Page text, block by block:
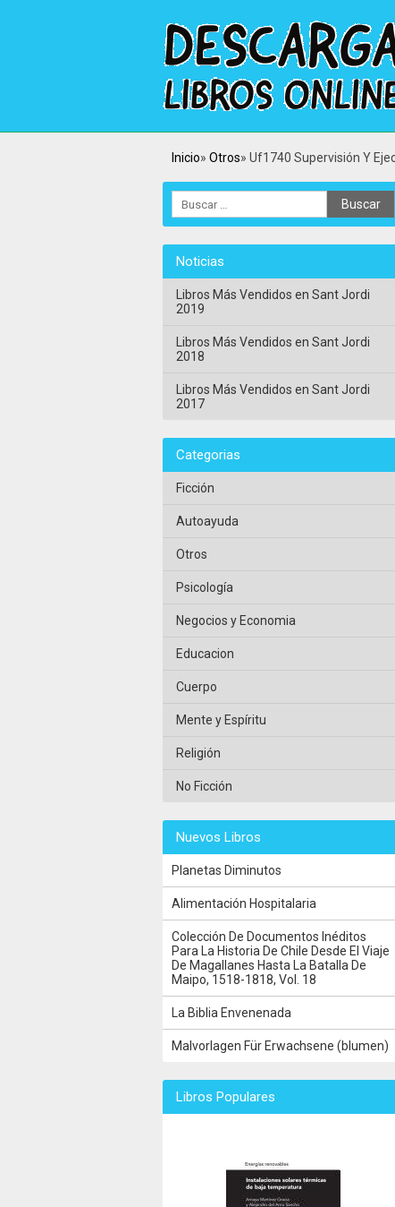
Inicio Otros Uf1740 Supervisión Y
Noticias
Libros Más Vendidos en Sant Jordi
2019
Libros Más Vendidos en Sant Jordi
2018
Libros Más Vendidos en Sant Jordi
2017
Categorias
Ficción
Autoayuda
Otros
Psicología
Negocios y Economia
Educacion
Cuerpo
Mente y Espíritu
Religión
No Ficción
Nuevos Libros
Planetas Diminutos
Alimentación Hospitalaria
Colección De Documentos Inéditos
Para La Historia De Chile Desde El Viaje
De Magallanes Hasta La Batalla De
Maipo, 1518-1818, Vol. 18
La Biblia Envenenada
Malvorlagen Für Erwachsene (blumen)
Libros Populares